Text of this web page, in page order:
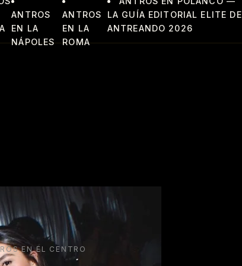
ANTROS
EN LA
NÁPOLES
ANTROS
EN LA
ROMA
LA GUÍA EDITORIAL ELITE DE
ANTREANDO 2026
EN EL CENTRO